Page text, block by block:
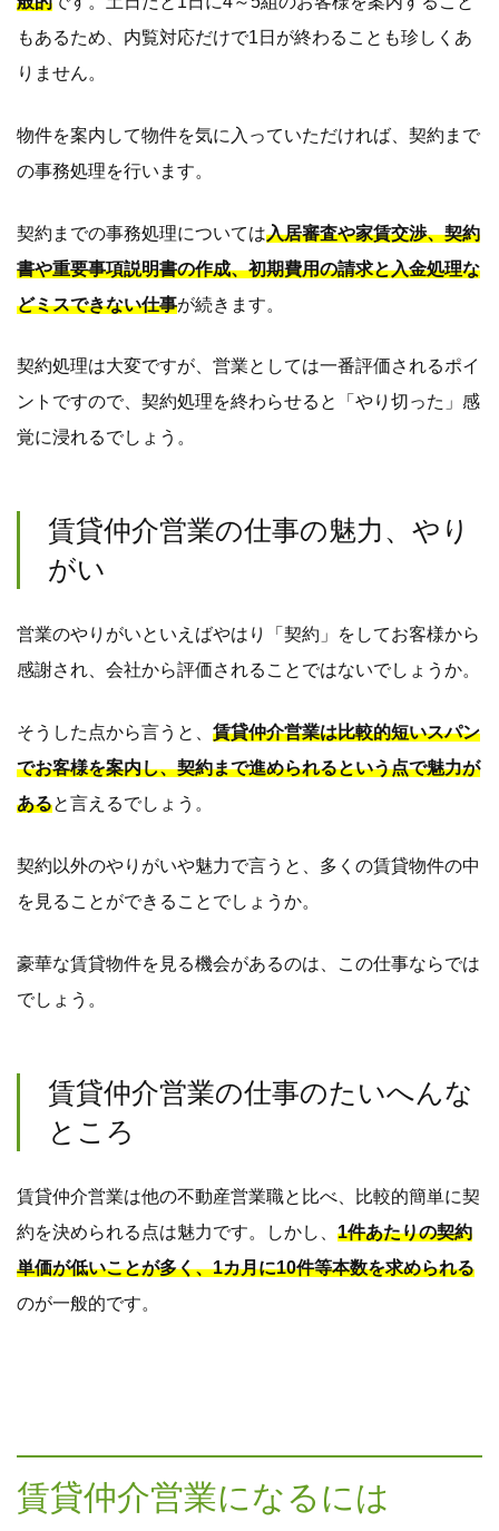
もあるため、内覧対応だけで1日が終わることも珍しくあ
りません。
物件を案内して物件を気に入っていただければ、契約まで
の事務処理を行います。
契約までの事務処理については入居審査や家賃交渉、契約
書や重要事項説明書の作成、初期費用の請求と入金処理な
どミスできない仕事が続きます。
契約処理は大変ですが、営業としては一番評価されるポイ
ントですので、契約処理を終わらせると「やり切った」感
覚に浸れるでしょう。
賃貸仲介営業の仕事の魅力、やり
がい
営業のやりがいといえばやはり「契約」をしてお客様から
感謝され、会社から評価されることではないでしょうか。
そうした点から言うと、 賃貸仲介営業は比較的短いスパン
でお客様を案内し、契約まで進められるという点で魅力が
あると言えるでしょう。
契約以外のやりがいや魅力で言うと、多くの賃貸物件の中
を見ることができることでしょうか。
豪華な賃貸物件を見る機会があるのは、この仕事ならでは
でしょう。
賃貸仲介営業の仕事のたいへんな
ところ
賃貸仲介営業は他の不動産営業職と比べ、比較的簡単に契
約を決められる点は魅力です。しかし、 1件あたりの契約
単価が低いことが多く、1カ月に10件等本数を求められる
のが一般的です。
賃貸仲介営業になるには